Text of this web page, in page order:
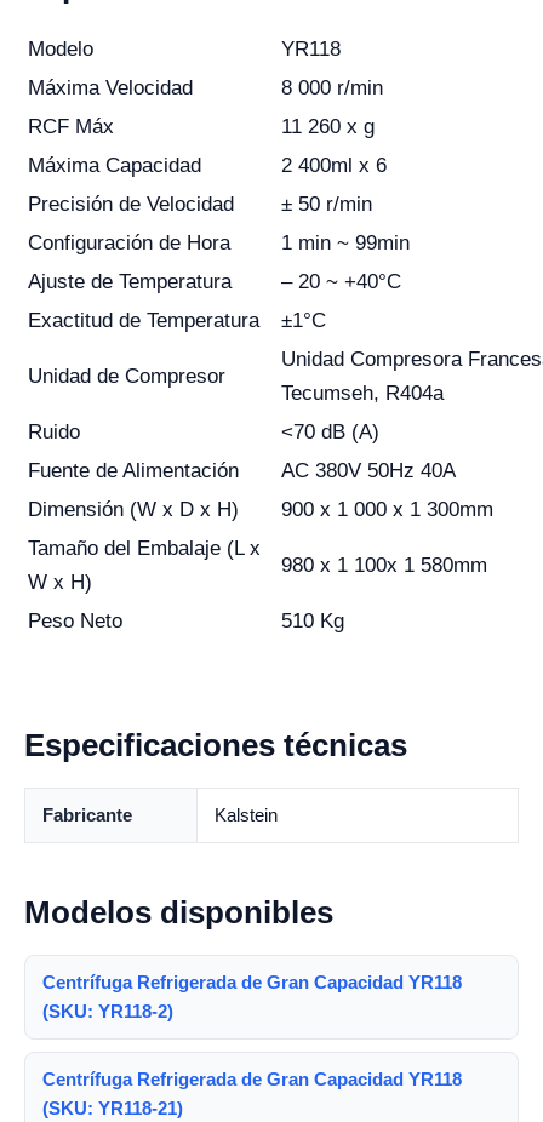
Modelo
YR118
Máxima Velocidad
8 000 r/min
RCF Máx
11 260 x g
Máxima Capacidad
2 400ml x 6
Precisión de Velocidad
± 50 r/min
Configuración de Hora
1 min ~ 99min
Ajuste de Temperatura
– 20 ~ +40°C
Exactitud de Temperatura
±1°C
Unidad de Compresor
Unidad Compresora
Tecumseh, R404a
Ruido
<70 dB (A)
Fuente de Alimentación
AC 380V 50Hz 40A
Dimensión (W x D x H)
900 x 1 000 x 1 300mm
Tamaño del Embalaje (L x
W x H)
980 x 1 100x 1 580mm
Peso Neto 510 Kg
Especificaciones técnicas
Fabricante Kalstein
Modelos disponibles
Centrífuga Refrigerada de Gran Capacidad YR118
(SKU: YR118-2)
Centrífuga Refrigerada de Gran Capacidad YR118
(SKU: YR118-21)